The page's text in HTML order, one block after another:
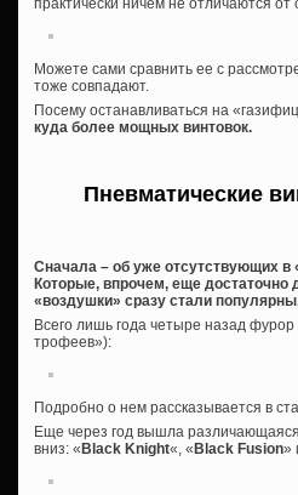
практически ничем не отличаются
Можете сами сравнить ее с
тоже совпадают.
Посему останавливаться на
куда более мощных винтовок.
Пневматические
Сначала – об уже отсутствующих в
Которые, впрочем, еще достаточно
«воздушки» сразу стали
Всего лишь года четыре назад
трофеев»):
Подробно о нем рассказывается в
Еще через год вышла
вниз: « Black Knight«, « Black Fusion»